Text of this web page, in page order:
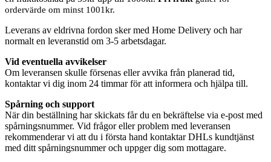
ordervärde om minst 1001kr.
Leverans av eldrivna fordon sker med Home Delivery och har
normalt en leveranstid om 3-5 arbetsdagar.
Vid eventuella avvikelser
Om leveransen skulle försenas eller avvika från planerad tid,
kontaktar vi dig inom 24 timmar för att informera och hjälpa till.
Spårning och support
När din beställning har skickats får du en bekräftelse via e-post med
spårningsnummer. Vid frågor eller problem med leveransen
rekommenderar vi att du i första hand kontaktar DHLs kundtjänst
med ditt spårningsnummer och uppger dig som mottagare.